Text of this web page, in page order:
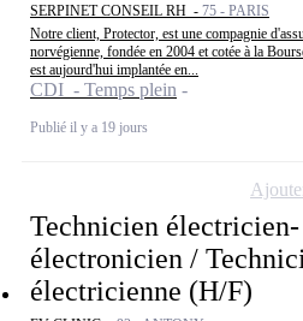
SERPINET CONSEIL RH - 75 - PARIS
Notre client, Protector, est une compagnie
norvégienne, fondée en 2004 et cotée à la
est aujourd'hui implantée en...
CDI - Temps plein
Publié il y a 19 jours
Technicien électricien-
électronicien /
électricienne (H/F)